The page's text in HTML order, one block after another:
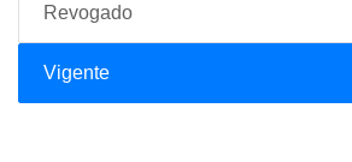
Revogado
Vigente